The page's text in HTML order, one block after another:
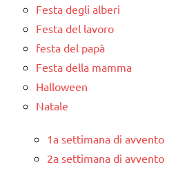
Festa degli alberi
Festa del lavoro
festa del papà
Festa della mamma
Halloween
Natale
1a settimana di avvento
2a settimana di avvento